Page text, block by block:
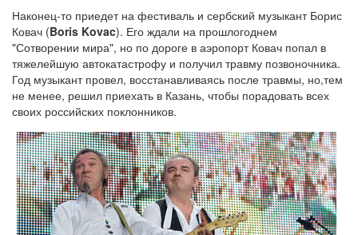
Наконец-то приедет на фестиваль и сербский музыкант Борис
Ковач (Boris Kovac). Его ждали на прошлогоднем
"Сотворении мира", но по дороге в аэропорт Ковач попал в
тяжелейшую автокатастрофу и получил травму позвоночника.
Год музыкант провел, восстанавливаясь после травмы, но,тем
не менее, решил приехать в Казань, чтобы порадовать всех
своих российских поклонников.